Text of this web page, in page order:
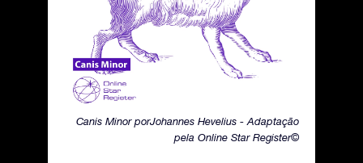
Canis Minor porJohannes Hevelius - Adaptação
pela Online Star Register©